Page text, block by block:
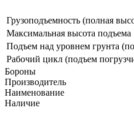
Грузоподъемность (полная
Максимальная высота подъема
Подъем над уровнем грунта
Рабочий цикл (подъем
Бороны
Производитель
Наименование
Наличие